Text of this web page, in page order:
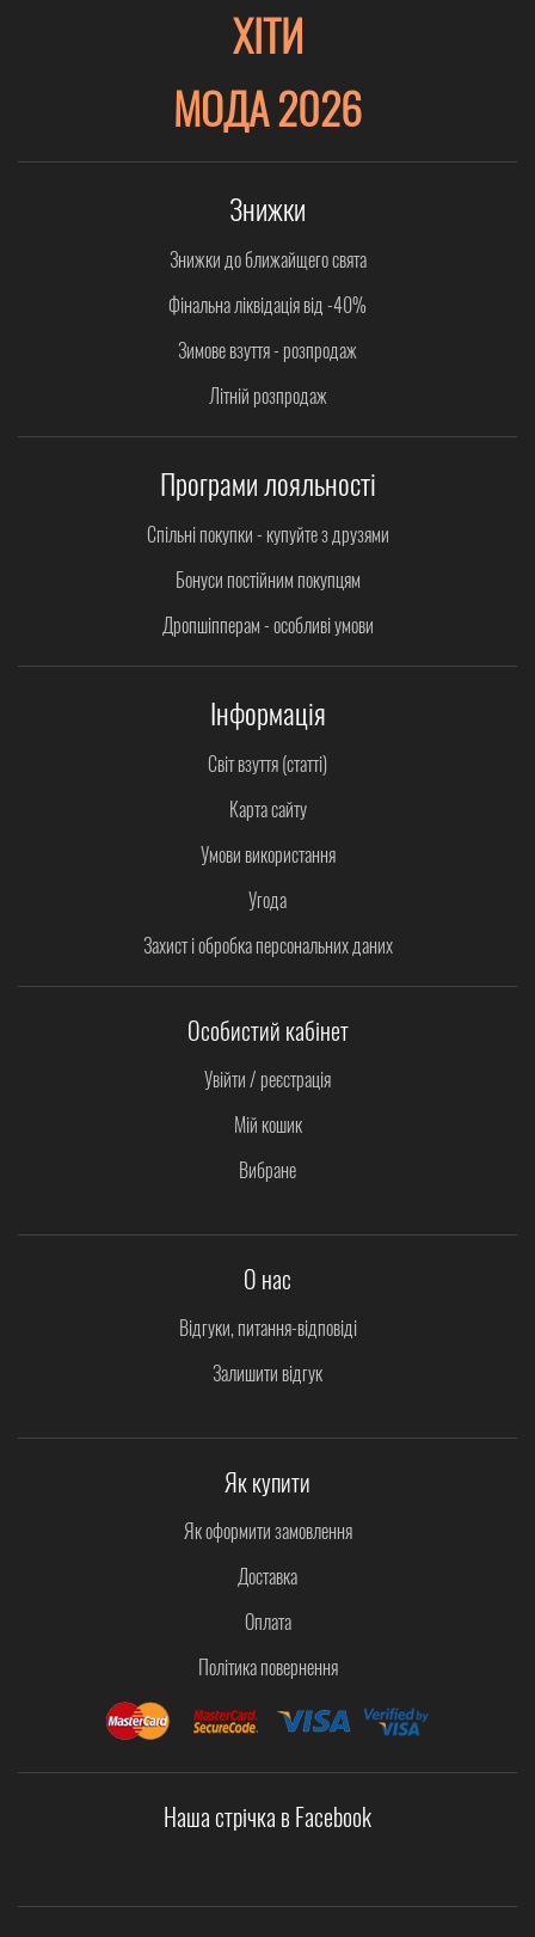
ХІТИ
МОДА 2026
Знижки
Знижки до ближайщего свята
Фінальна ліквідація від -40%
Зимове взуття - розпродаж
Літній розпродаж
Програми лояльності
Спільні покупки - купуйте з друзями
Бонуси постійним покупцям
Дропшіпперам - особливі умови
Інформація
Світ взуття (статті)
Карта сайту
Умови використання
Угода
Захист і обробка персональних даних
Особистий кабінет
Увійти / реєстрація
Мій кошик
Вибране
О нас
Відгуки, питання-відповіді
Залишити відгук
Як купити
Як оформити замовлення
Доставка
Оплата
Політика повернення
Наша стрічка в Facebook